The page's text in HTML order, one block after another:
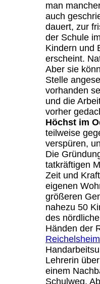
man
auch
dauert, zur
der Schule
Kindern und
erscheint.
Aber sie
Stelle
vorhanden
und die
vorher
Höchst im
teilweise
verspüren,
Die
tatkräftigen
Zeit und
eigenen
größeren
nahezu 50
des
Händen der
Reichelsheim
Lehrerin
einem
Schulweg.